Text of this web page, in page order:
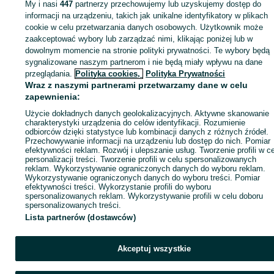
KATEGORIA
ID:1059543357 Wyświetlenia:
Zadzwoń / SMS
My i nasi447 partnerzy przechowujemy lub uzyskujemy dostęp do
informacji na urządzeniu, takich jak unikalne identyfikatory w plikach
cookie w celu przetwarzania danych osobowych. Użytkownik może
zaakceptować wybory lub zarządzać nimi, klikając poniżej lub w
dowolnym momencie na stronie polityki prywatności. Te wybory będą
sygnalizowane naszym partnerom i nie będą miały wpływu na dane
przeglądania. Polityka cookies, Polityka Prywatności
Wraz z naszymi partnerami przetwarzamy dane w celu
zapewnienia:
Użycie dokładnych danych geolokalizacyjnych. Aktywne skanowanie
charakterystyki urządzenia do celów identyfikacji. Rozumienie
odbiorców dzięki statystyce lub kombinacji danych z różnych źródeł.
Przechowywanie informacji na urządzeniu lub dostęp do nich. Pomiar
efektywności reklam. Rozwój i ulepszanie usług. Tworzenie profili w
personalizacji treści. Tworzenie profili w celu spersonalizowanych
reklam. Wykorzystywanie ograniczonych danych do wyboru reklam.
Wykorzystywanie ograniczonych danych do wyboru treści. Pomiar
efektywności treści. Wykorzystanie profili do wyboru
spersonalizowanych reklam. Wykorzystywanie profili w celu doboru
spersonalizowanych treści.
Lista partnerów (dostawców)
Akceptuj wszystkie